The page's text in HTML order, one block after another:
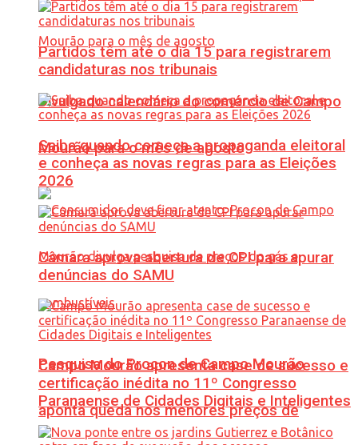
Divulgado calendário do comércio de Campo
Mourão para o mês de agosto
Pesquisa do Procon de Campo Mourão
aponta queda nos menores preços de
Partidos têm até o dia 15 para registrarem
candidaturas nos tribunais
Saiba quando começa a propaganda eleitoral
e conheça as novas regras para as Eleições
2026
Câmara aprova abertura de CPI para apurar
denúncias do SAMU
Campo Mourão apresenta case de sucesso e
certificação inédita no 11º Congresso
Paranaense de Cidades Digitais e Inteligentes